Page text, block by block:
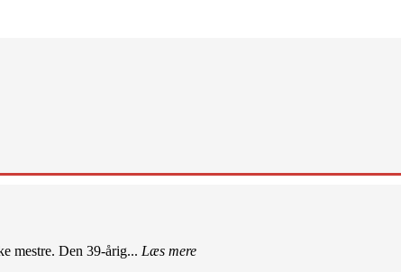
mestre. Den 39-årig... Læs mere